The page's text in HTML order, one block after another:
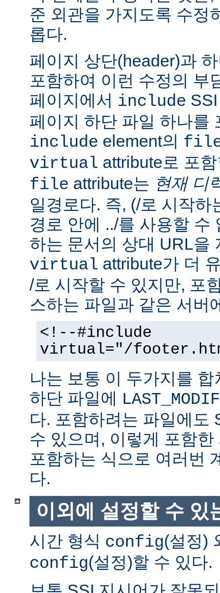
준 외관을 가지도록 수정
롭다.
페이지 상단(header)과
포함하여 이런 수정의 부
페이지에서 include
페이지 하단 파일 하나를
include element의
virtual attribute로 포
file attribute는 현재 디
일경로다. 즉, (/로 시작하
경로 안에 ../를 사용할 수
하는 문서의 상대 URL을
virtual attribute가 더
/로 시작할 수 있지만, 포
스하는 파일과 같은 서버
<!--#include
virtual="/
나는 보통 이 두가지를
하단 파일에
다. 포함하려는 파일에도
수 있으며, 이렇게 포함
포함하는 식으로 여러번
다.
이외에 설정할 수 있
시간 형식 config(설정)
config(설정)할 수 있다.